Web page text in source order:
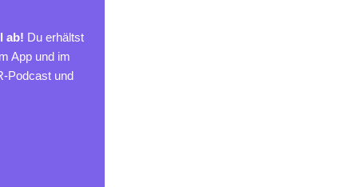
ab! Du erhältst
App und im
Podcast und